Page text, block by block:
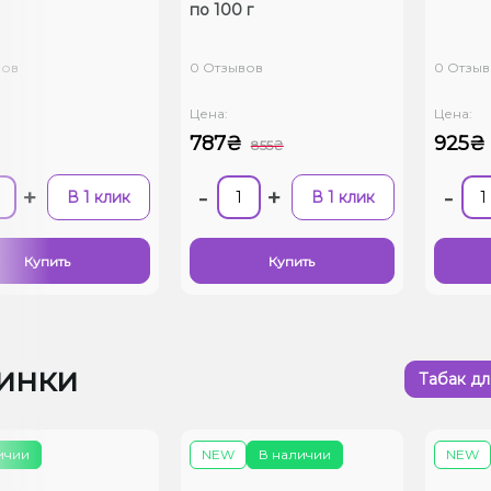
+ В 1 клик
Купить
по 100 г
0 Отзывов
Цена:
787₴ 855₴
- + В 1 клик
Купить
0
Цена:
925₴
-
Табак
В наличии
NEW NEW